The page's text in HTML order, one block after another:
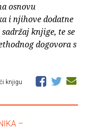
osnovu
i njihove dodatne
knjige, te se
dogovora s
knjigu
–